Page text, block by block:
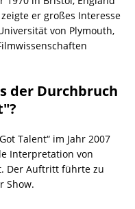
er großes Interesse
von Plymouth,
der Durchbruch
Talent“ im Jahr 2007
Interpretation von
Der Auftritt führte zu
Show.